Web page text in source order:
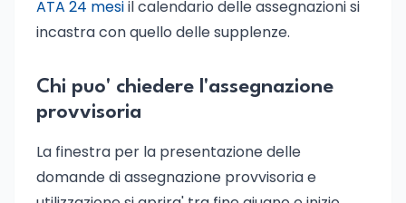
ATA 24 mesiil calendario delle assegnazioni si
incastra con quello delle supplenze.
Chi puo' chiedere l'assegnazione
provvisoria
La finestra per la presentazione delle
domande di assegnazione provvisoria e